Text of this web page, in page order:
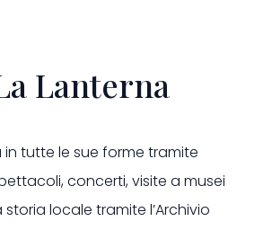
Lanterna
tutte le sue forme tramite
concerti, visite a musei
locale tramite l’Archivio